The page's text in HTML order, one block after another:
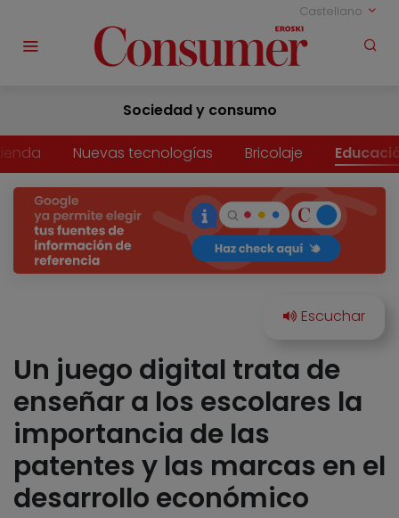
Castellano
Sociedad y consumo
Nuevas tecnologías Bricolaje
Un juego digital trata de
enseñar a los escolares la
importancia de las
patentes y las marcas en el
desarrollo económico